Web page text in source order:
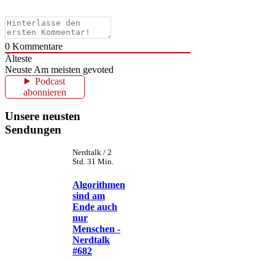
0 Kommentare
Älteste
Neuste Am meisten gevoted
Podcast
abonnieren
Unsere neusten
Sendungen
Nerdtalk / 2
Std. 31 Min.
Algorithmen
sind am
Ende auch
nur
Menschen -
Nerdtalk
#682